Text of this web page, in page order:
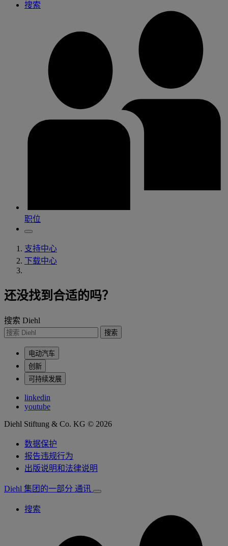
搜索
职位
支持中心
下载中心
还没找到合适的吗？
搜索 Diehl
搜索
电动汽车
创新
可持续发展
linkedin
youtube
Diehl Stiftung & Co. KG © 2026
数据保护
报告违规行为
出版说明和法律说明
Diehl 集团的一部分 通讯
搜索